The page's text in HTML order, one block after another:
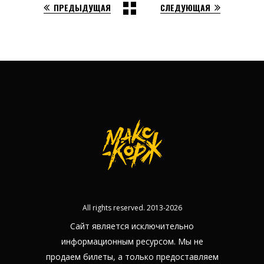
ПРЕДЫДУЩАЯ СЛЕДУЮЩАЯ
All rights reserved. 2013-2026
Сайт является исключительно
информационным ресурсом. Мы не
продаем билеты, а только предоставляем